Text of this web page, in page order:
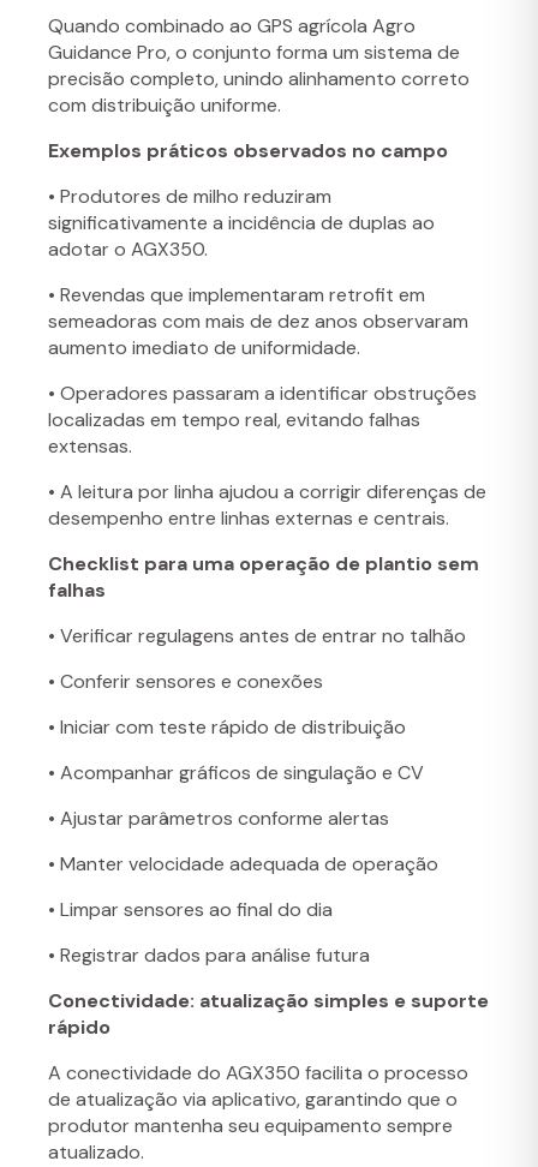
Quando combinado ao GPS agrícola Agro
Guidance Pro, o conjunto forma um sistema de
precisão completo, unindo alinhamento correto
com distribuição uniforme.
Exemplos práticos observados no campo
• Produtores de milho reduziram
significativamente a incidência de duplas ao
adotar o AGX350.
• Revendas que implementaram retrofit em
semeadoras com mais de dez anos observaram
aumento imediato de uniformidade.
• Operadores passaram a identificar obstruções
localizadas em tempo real, evitando falhas
extensas.
• A leitura por linha ajudou a corrigir diferenças de
desempenho entre linhas externas e centrais.
Checklist para uma operação de plantio sem
falhas
• Verificar regulagens antes de entrar no talhão
• Conferir sensores e conexões
• Iniciar com teste rápido de distribuição
• Acompanhar gráficos de singulação e CV
• Ajustar parâmetros conforme alertas
• Manter velocidade adequada de operação
• Limpar sensores ao final do dia
• Registrar dados para análise futura
Conectividade: atualização simples e suporte
rápido
A conectividade do AGX350 facilita o processo
de atualização via aplicativo, garantindo que o
produtor mantenha seu equipamento sempre
atualizado.